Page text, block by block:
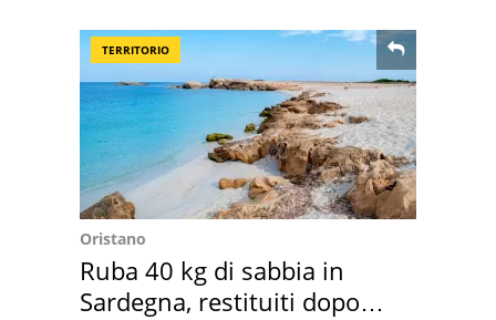
TERRITORIO
Oristano
Ruba 40 kg di sabbia in
Sardegna, restituiti dopo